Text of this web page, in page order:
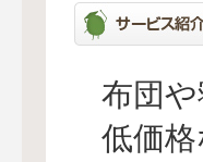
布団や
低価